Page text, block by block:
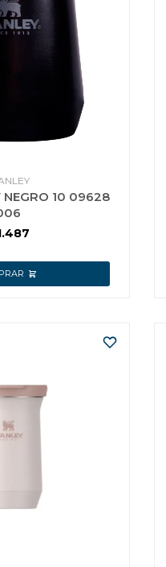
NEGRO 10 09628